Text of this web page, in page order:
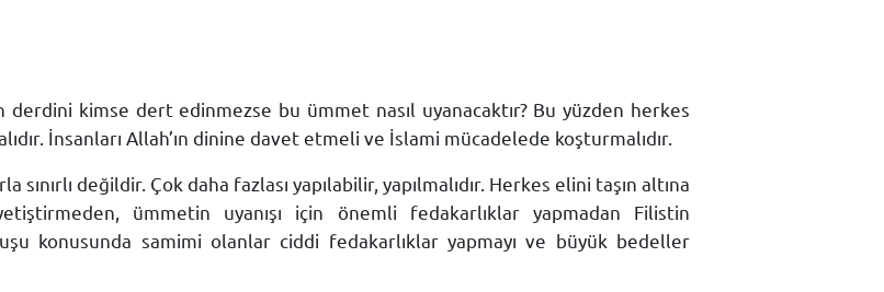
kimse dert edinmezse bu ümmet nasıl uyanacaktır? Bu yüzden herkes
İnsanları Allah’ın dinine davet etmeli ve İslami mücadelede koşturmalıdır.
değildir. Çok daha fazlası yapılabilir, yapılmalıdır. Herkes elini taşın altına
ümmetin uyanışı için önemli fedakarlıklar yapmadan Filistin
konusunda samimi olanlar ciddi fedakarlıklar yapmayı ve büyük bedeller